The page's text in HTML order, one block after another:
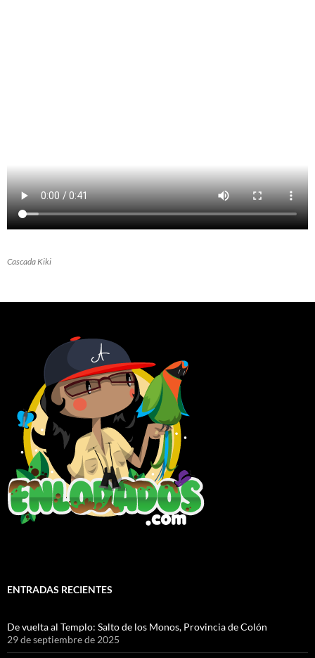
Cascada Kiki
ENTRADAS RECIENTES
De vuelta al Templo: Salto de los Monos, Provincia de Colón
29 de septiembre de 2025